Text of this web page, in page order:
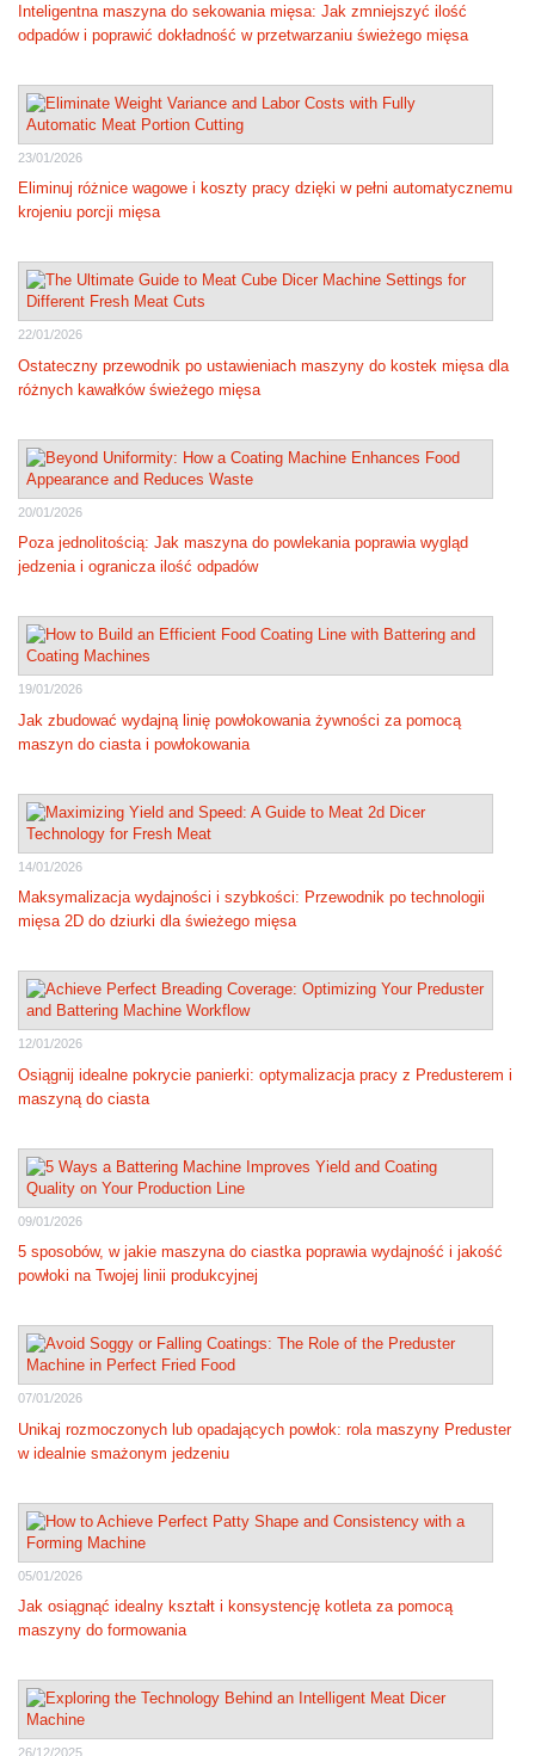
Inteligentna maszyna do sekowania mięsa: Jak zmniejszyć ilość
odpadów i poprawić dokładność w przetwarzaniu świeżego mięsa
23/01/2026
Eliminuj różnice wagowe i koszty pracy dzięki w pełni automatycznemu
krojeniu porcji mięsa
22/01/2026
Ostateczny przewodnik po ustawieniach maszyny do kostek mięsa dla
różnych kawałków świeżego mięsa
20/01/2026
Poza jednolitością: Jak maszyna do powlekania poprawia wygląd
jedzenia i ogranicza ilość odpadów
19/01/2026
Jak zbudować wydajną linię powłokowania żywności za pomocą
maszyn do ciasta i powłokowania
14/01/2026
Maksymalizacja wydajności i szybkości: Przewodnik po technologii
mięsa 2D do dziurki dla świeżego mięsa
12/01/2026
Osiągnij idealne pokrycie panierki: optymalizacja pracy z Predusterem i
maszyną do ciasta
09/01/2026
5 sposobów, w jakie maszyna do ciastka poprawia wydajność i jakość
powłoki na Twojej linii produkcyjnej
07/01/2026
Unikaj rozmoczonych lub opadających powłok: rola maszyny Preduster
w idealnie smażonym jedzeniu
05/01/2026
Jak osiągnąć idealny kształt i konsystencję kotleta za pomocą
maszyny do formowania
26/12/2025